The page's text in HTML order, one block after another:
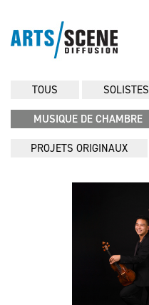
TOUS SOLISTES
MUSIQUE DE CHAMBRE
PROJETS ORIGINAUX